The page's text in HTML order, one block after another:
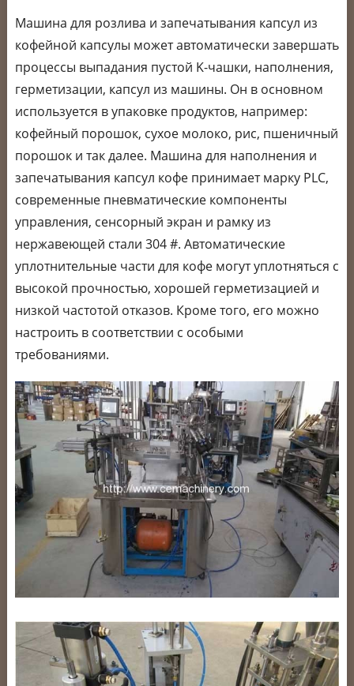
Машина для розлива и запечатывания капсул из
кофейной капсулы может автоматически завершать
процессы выпадания пустой K-чашки, наполнения,
герметизации, капсул из машины. Он в основном
используется в упаковке продуктов, например:
кофейный порошок, сухое молоко, рис, пшеничный
порошок и так далее. Машина для наполнения и
запечатывания капсул кофе принимает марку PLC,
современные пневматические компоненты
управления, сенсорный экран и рамку из
нержавеющей стали 304 #. Автоматические
уплотнительные части для кофе могут уплотняться с
высокой прочностью, хорошей герметизацией и
низкой частотой отказов. Кроме того, его можно
настроить в соответствии с особыми
требованиями.